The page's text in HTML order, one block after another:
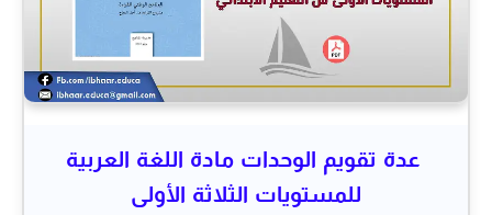
عدة تقويم الوحدات مادة اللغة العربية
للمستويات الثلاثة الأولى